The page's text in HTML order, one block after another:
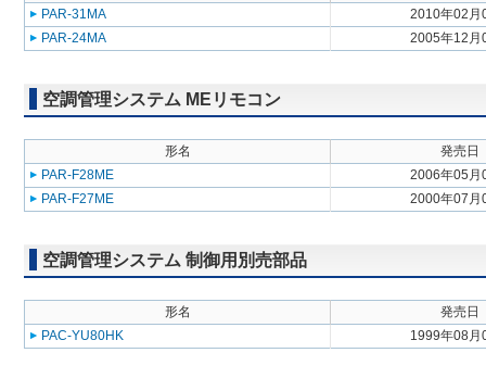
PAR-31MA
2010年02月
PAR-24MA
2005年12月
空調管理システム MEリモコン
形名
発売日
PAR-F28ME
2006年05月
PAR-F27ME
2000年07月
空調管理システム 制御用別売部品
形名
発売日
PAC-YU80HK
1999年08月